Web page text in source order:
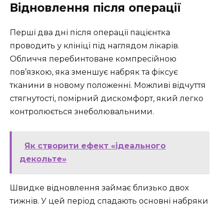
Відновлення після операції
Перші два дні після операції пацієнтка
проводить у клініці під наглядом лікарів.
Обличчя перебинтоване компресійною
пов’язкою, яка зменшує набряк та фіксує
тканини в новому положенні. Можливі відчуття
стягнутості, помірний дискомфорт, який легко
контролюється знеболювальними.
Як створити ефект «ідеального
декольте»
Швидке відновлення займає близько двох
тижнів. У цей період спадають основні набряки